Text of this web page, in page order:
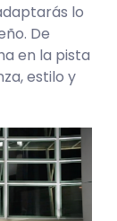
lo
De
en la pista
estilo y